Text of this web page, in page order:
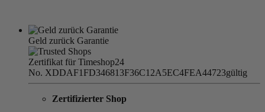
Geld zurück Garantie
Zertifikat für Timeshop24
No. XDDAF1FD346813F36C12A5EC4FEA44723gültig
Zertifizierter Shop